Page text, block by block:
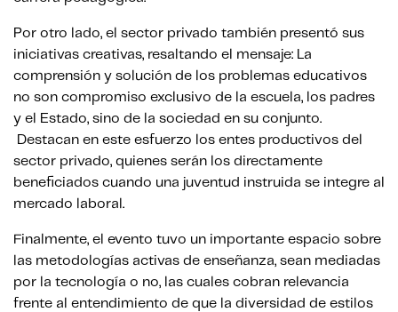
Por otro lado, el sector privado también presentó sus
iniciativas creativas, resaltando el mensaje: La
comprensión y solución de los problemas educativos
no son compromiso exclusivo de la escuela, los padres
y el Estado, sino de la sociedad en su conjunto.
Destacan en este esfuerzo los entes productivos del
sector privado, quienes serán los directamente
beneficiados cuando una juventud instruida se integre al
mercado laboral.
Finalmente, el evento tuvo un importante espacio sobre
las metodologías activas de enseñanza, sean mediadas
por la tecnología o no, las cuales cobran relevancia
frente al entendimiento de que la diversidad de estilos